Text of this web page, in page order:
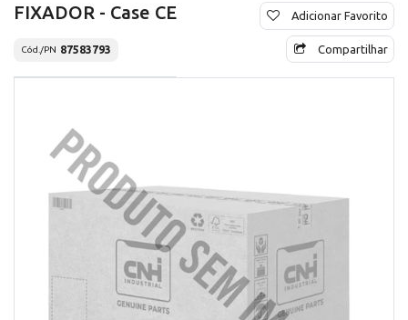
FIXADOR - Case CE
Cód./PN 87583793
Adicionar Favorito
Compartilhar